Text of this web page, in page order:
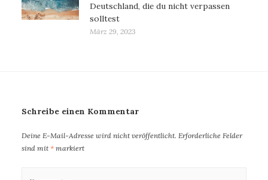
Deutschland, die du nicht verpassen
solltest
März 29, 2023
Schreibe einen Kommentar
Deine E-Mail-Adresse wird nicht veröffentlicht. Erforderliche Felder
sind mit* markiert